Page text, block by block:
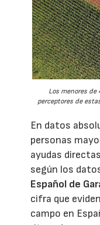
Los menores
perceptores de
En datos
personas
ayudas
según los
Español de
cifra que
campo en